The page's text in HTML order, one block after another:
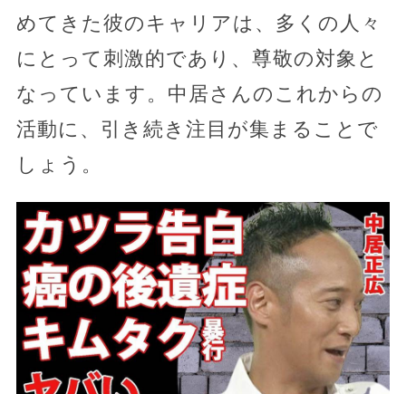
めてきた彼のキャリアは、多くの人々
にとって刺激的であり、尊敬の対象と
なっています。中居さんのこれからの
活動に、引き続き注目が集まることで
しょう。